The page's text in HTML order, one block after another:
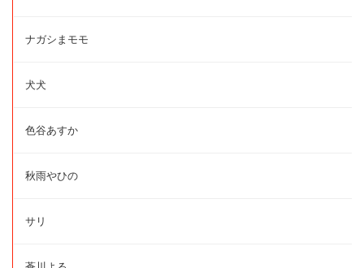
ナガシまモモ
犬犬
色谷あすか
秋雨やひの
サリ